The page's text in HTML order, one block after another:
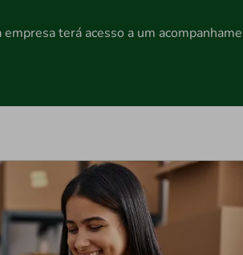
empresa terá acesso a um